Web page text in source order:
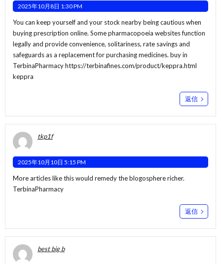
2025年10月8日 1:30 PM
You can keep yourself and your stock nearby being cautious when
buying prescription online. Some pharmacopoeia websites function
legally and provide convenience, solitariness, rate savings and
safeguards as a replacement for purchasing medicines. buy in
TerbinaPharmacyhttps://terbinafines.com/product/keppra.html
keppra
返信
tkp1f
2025年10月10日 5:15 PM
More articles like this would remedy the blogosphere richer.
TerbinaPharmacy
返信
best big b